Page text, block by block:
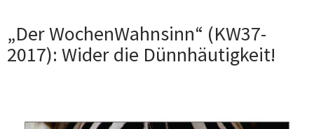
„Der WochenWahnsinn“ (KW37-
2017): Wider die Dünnhäutigkeit!